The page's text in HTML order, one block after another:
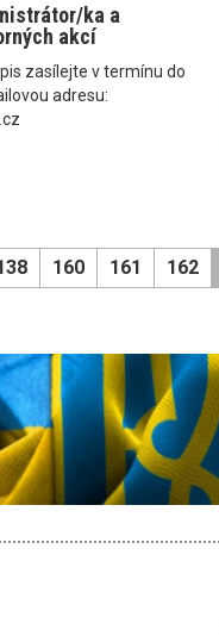
ka a
akcí
zasílejte v termínu do
adresu:
160 161 162